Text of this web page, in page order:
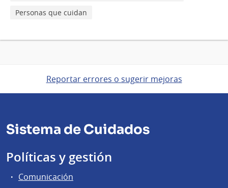
Personas que cuidan
Reportar errores o sugerir mejoras
Sistema de Cuidados
Políticas y gestión
Comunicación